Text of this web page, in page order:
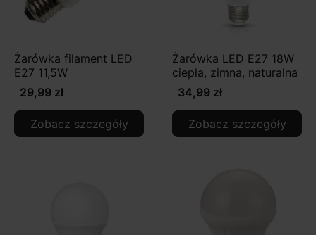
Żarówka filament LED
E27 11,5W
29,99 zł
Zobacz szczegóły
Żarówka LED E27 18W
ciepła, zimna, naturalna
34,99 zł
Zobacz szczegóły